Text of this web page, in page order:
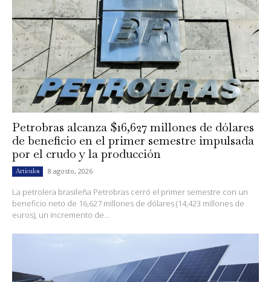
Petrobras alcanza $16,627 millones de dólares
de beneficio en el primer semestre impulsada
por el crudo y la producción
Artículos 8 agosto, 2026
La petrolera brasileña Petrobras cerró el primer semestre con un
beneficio neto de 16,627 millones de dólares (14,423 millones de
euros), un incremento de...